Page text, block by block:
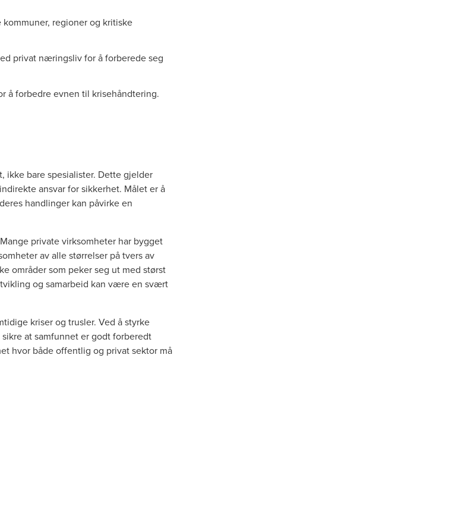
regioner og kritiske
privat næringsliv for å forberede seg
å forbedre evnen til krisehåndtering.
ikke bare spesialister. Dette gjelder
ansvar for sikkerhet. Målet er å
handlinger kan påvirke en
private virksomheter har bygget
av alle størrelser på tvers av
områder som peker seg ut med størst
og samarbeid kan være en svært
kriser og trusler. Ved å styrke
at samfunnet er godt forberedt
hvor både offentlig og privat sektor må